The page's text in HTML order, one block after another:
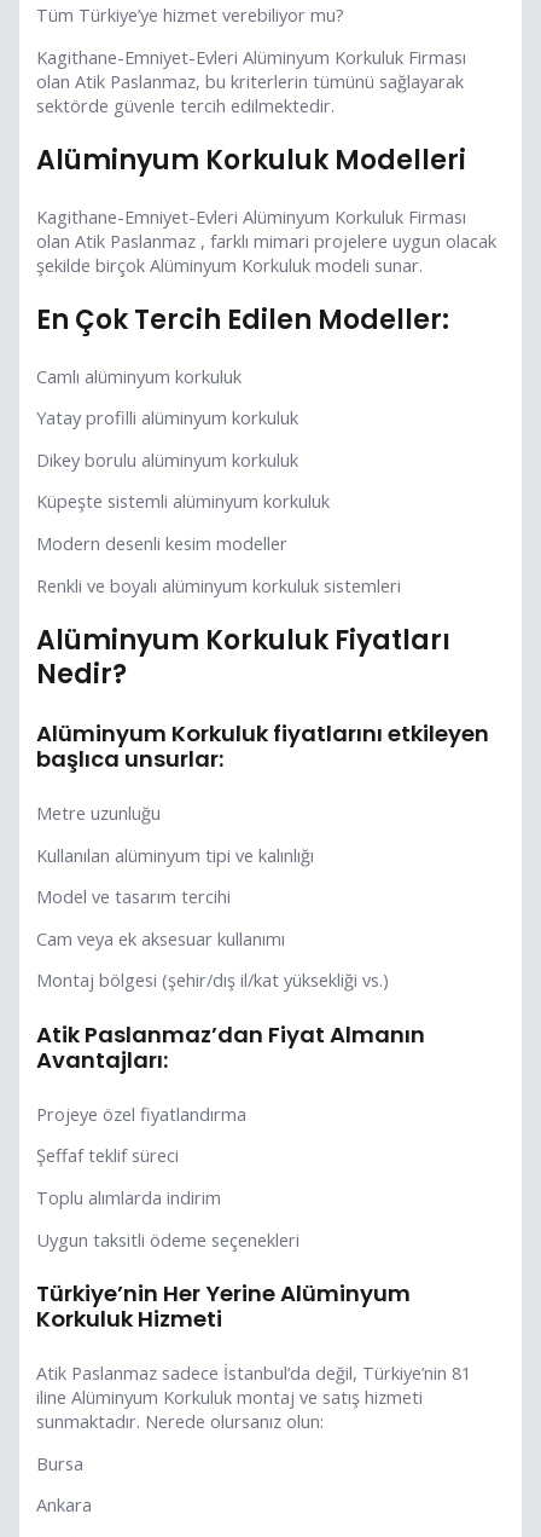
Tüm Türkiye’ye hizmet verebiliyor mu?
Kagithane-Emniyet-Evleri Alüminyum Korkuluk Firması
olan Atik Paslanmaz, bu kriterlerin tümünü sağlayarak
sektörde güvenle tercih edilmektedir.
Alüminyum Korkuluk Modelleri
Kagithane-Emniyet-Evleri Alüminyum Korkuluk Firması
olan Atik Paslanmaz , farklı mimari projelere uygun olacak
şekilde birçok Alüminyum Korkuluk modeli sunar.
En Çok Tercih Edilen Modeller:
Camlı alüminyum korkuluk
Yatay profilli alüminyum korkuluk
Dikey borulu alüminyum korkuluk
Küpeşte sistemli alüminyum korkuluk
Modern desenli kesim modeller
Renkli ve boyalı alüminyum korkuluk sistemleri
Alüminyum Korkuluk Fiyatları
Nedir?
Alüminyum Korkuluk fiyatlarını etkileyen
başlıca unsurlar:
Metre uzunluğu
Kullanılan alüminyum tipi ve kalınlığı
Model ve tasarım tercihi
Cam veya ek aksesuar kullanımı
Montaj bölgesi (şehir/dış il/kat yüksekliği vs.)
Atik Paslanmaz’dan Fiyat Almanın
Avantajları:
Projeye özel fiyatlandırma
Şeffaf teklif süreci
Toplu alımlarda indirim
Uygun taksitli ödeme seçenekleri
Türkiye’nin Her Yerine Alüminyum
Korkuluk Hizmeti
Atik Paslanmaz sadece İstanbul’da değil, Türkiye’nin 81
iline Alüminyum Korkuluk montaj ve satış hizmeti
sunmaktadır. Nerede olursanız olun:
Bursa
Ankara